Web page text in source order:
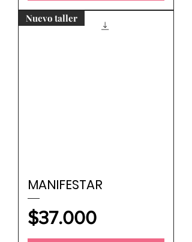
Nuevo taller
MANIFESTAR
Price
$37.000